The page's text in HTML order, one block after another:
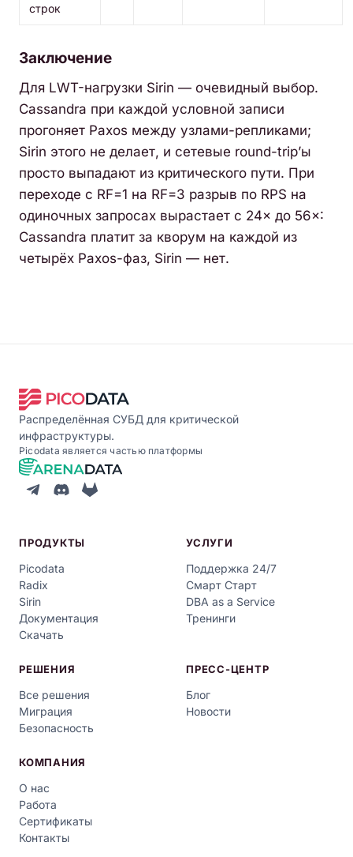
строк
Заключение
Для LWT-нагрузки Sirin — очевидный выбор.
Cassandra при каждой условной записи
прогоняет Paxos между узлами-репликами;
Sirin этого не делает, и сетевые round-trip’ы
просто выпадают из критического пути. При
переходе с RF=1 на RF=3 разрыв по RPS на
одиночных запросах вырастает с 24× до 56×:
Cassandra платит за кворум на каждой из
четырёх Paxos-фаз, Sirin — нет.
Распределённая СУБД для критической
инфраструктуры.
Picodata является частью платформы
ПРОДУКТЫ
Picodata
Radix
Sirin
Документация
Скачать
УСЛУГИ
Поддержка 24/7
Смарт Старт
DBA as a Service
Тренинги
РЕШЕНИЯ
Все решения
Миграция
Безопасность
ПРЕСС-ЦЕНТР
Блог
Новости
КОМПАНИЯ
О нас
Работа
Сертификаты
Контакты